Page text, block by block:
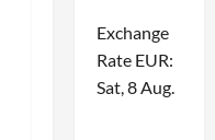
Exchange
Rate EUR:
Sat, 8 Aug.